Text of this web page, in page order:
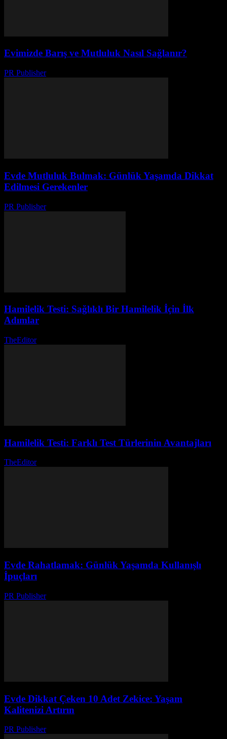
Evimizde Barış ve Mutluluk Nasıl Sağlanır?
PR Publisher-
Evde Mutluluk Bulmak: Günlük Yaşamda Dikkat
Edilmesi Gerekenler
PR Publisher-
Hamilelik Testi: Sağlıklı Bir Hamilelik İçin İlk
Adımlar
TheEditor-
Hamilelik Testi: Farklı Test Türlerinin Avantajları
TheEditor-
Evde Rahatlamak: Günlük Yaşamda Kullanışlı
İpuçları
PR Publisher-
Evde Dikkat Çeken 10 Adet Zekice: Yaşam
Kalitenizi Artırın
PR Publisher-